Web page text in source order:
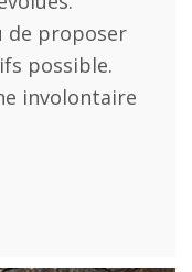
de proposer
possible.
involontaire